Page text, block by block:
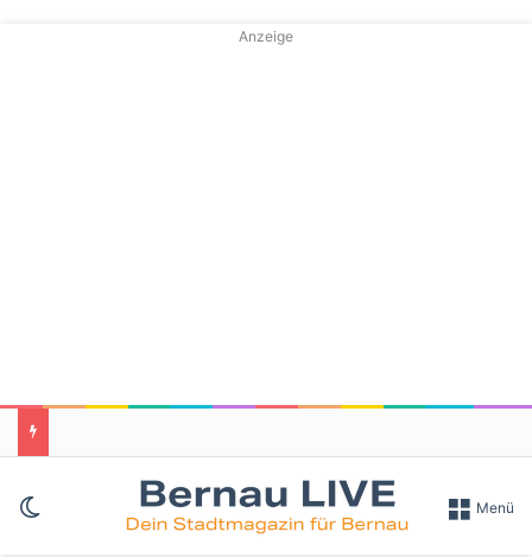
Anzeige
Skin umschalten Menü